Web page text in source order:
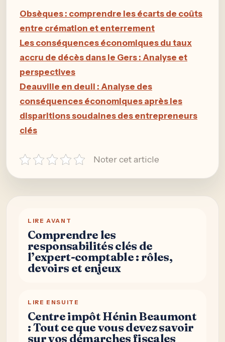
Obsèques : comprendre les écarts de coûts
entre crémation et enterrement
Les conséquences économiques du taux
accru de décès dans le Gers : Analyse et
perspectives
Deauville en deuil : Analyse des
conséquences économiques après les
disparitions soudaines des entrepreneurs
clés
Noter cet article
LIRE AVANT
Comprendre les
responsabilités clés de
l’expert-comptable : rôles,
devoirs et enjeux
LIRE ENSUITE
Centre impôt Hénin Beaumont
: Tout ce que vous devez savoir
sur vos démarches fiscales